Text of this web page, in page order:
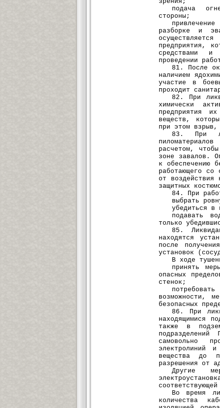
подача
стороны;
разборке и
предприятия,
средствами и
проведении
81. После
наличием
участие в
проходит
82. При
химически
предприятия
веществ,
при этом
83. При
расчетом,
зоне завалов.
к обеспечению
работающего со
от воздействия
защитных
84. При
выбрать
убедиться в
подавать
только
85.
находятся
после
установок
В ходе
принять
опасных
стенок;
возможности,
безопасных
86. При
находящимися
также в
самовольно
электролиний
вещества до
разрешения от
Другие
Во время
количества